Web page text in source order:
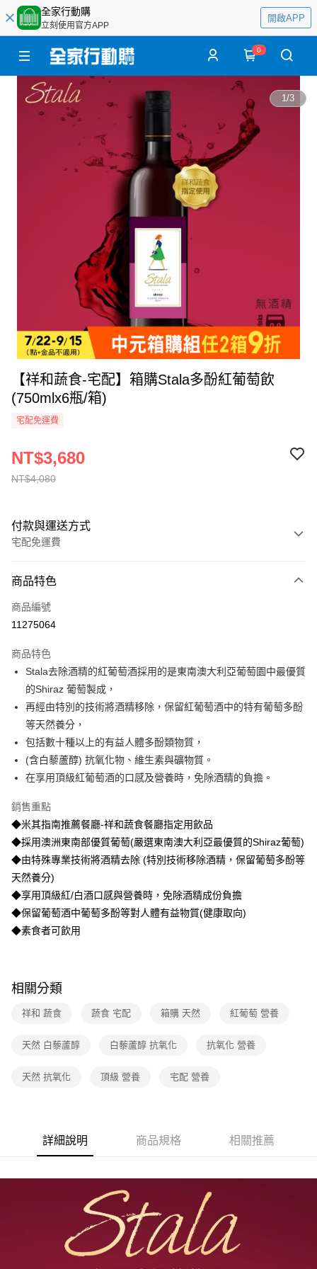
全家行動購
立刻使用官方APP
開啟APP
0
1/3
【祥和蔬食-宅配】箱購Stala多酚紅葡萄飲
(750mlx6瓶/箱)
宅配免運費
NT$4,080
NT$3,680
付款與運送方式
宅配免運費
全家線上支付
運送方式
本島宅配-活動商品
免運費
離島宅配-常溫商品
免運費
商品特色
商品編號
11275064
商品特色
Stala去除酒精的紅葡萄酒採用的是東南澳大利亞葡萄園中最優質
的Shiraz 葡萄製成，
再經由特別的技術將酒精移除，保留紅葡萄酒中的特有葡萄多酚
等天然養分，
包括數十種以上的有益人體多酚類物質，
(含白藜蘆醇) 抗氧化物、維生素與礦物質。
在享用頂級紅葡萄酒的口感及營養時，免除酒精的負擔。
銷售重點
◆米其指南推薦餐廳-祥和蔬食餐廳指定用飲品
◆採用澳洲東南部優質葡萄(嚴選東南澳大利亞最優質的Shiraz葡萄)
◆由特殊專業技術將酒精去除 (特別技術移除酒精，保留葡萄多酚等
天然養分)
◆享用頂級紅/白酒口感與營養時，免除酒精成份負擔
◆保留葡萄酒中葡萄多酚等對人體有益物質(健康取向)
◆素食者可飲用
相關分類
祥和 蔬食 蔬食 宅配 箱購 天然 紅葡萄 營養
天然 白藜蘆醇 白藜蘆醇 抗氧化 抗氧化 營養
天然 抗氧化 頂級 營養 宅配 營養
詳細說明 商品規格 相關推薦